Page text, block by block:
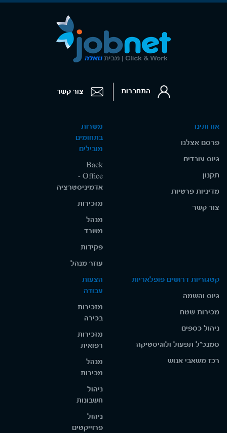
אודותינו
פרסם אצלנו
גיוס עובדים
תקנון
מדיניות פרטיות
צור קשר
משרות
בתחומים
מובילים
Back
Office -
אדמיניסטרציה
מזכירות
מנהל
משרד
פקידות
עוזר מנהל
קטגוריות דרושים פופלאריות
גיוס והשמה
מכירות שטח
ניהול כספים
סמנכ"ל תפעול ולוגיסטיקה
רכז משאבי אנוש
הצעות
עבודה
מזכירות
בכירה
מזכירות
רפואית
מנהל
מכירות
ניהול
חשבונות
ניהול
פרוייקטים